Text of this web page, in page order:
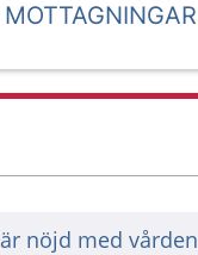
nöjd med vården